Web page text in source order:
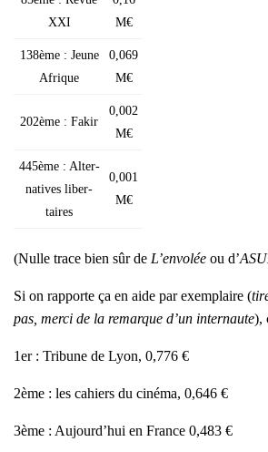
XXI
M€
138ème : Jeune
Afrique
0,069
M€
202ème : Fakir
0,002
M€
445ème : Alter­
na­tives liber­
taires
0,001
M€
(Nulle trace bien sûr de L’en­vo­lée ou d’
Si on rap­porte ça en aide par exem­plaire (
pas, mer­ci de la remarque d’un inter­naute),
1er : Tri­bune de Lyon, 0,776 €
2ème : les cahiers du ciné­ma, 0,646 €
3ème : Aujourd’­hui en France 0,483 €